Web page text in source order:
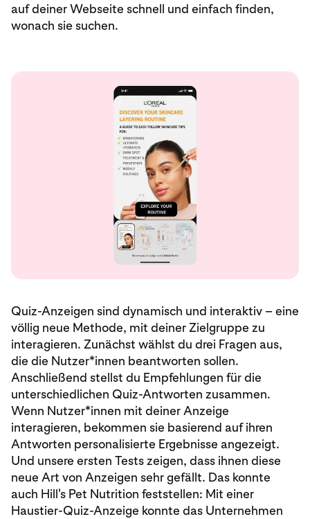
auf deiner Webseite schnell und einfach finden,
wonach sie suchen.
Quiz-Anzeigen sind dynamisch und interaktiv – eine
völlig neue Methode, mit deiner Zielgruppe zu
interagieren. Zunächst wählst du drei Fragen aus,
die die Nutzer*innen beantworten sollen.
Anschließend stellst du Empfehlungen für die
unterschiedlichen Quiz-Antworten zusammen.
Wenn Nutzer*innen mit deiner Anzeige
interagieren, bekommen sie basierend auf ihren
Antworten personalisierte Ergebnisse angezeigt.
Und unsere ersten Tests zeigen, dass ihnen diese
neue Art von Anzeigen sehr gefällt. Das konnte
auch Hill's Pet Nutrition feststellen: Mit einer
Haustier-Quiz-Anzeige konnte das Unternehmen